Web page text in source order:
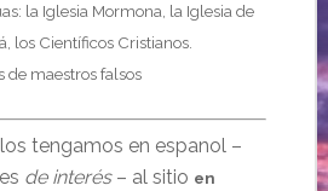
la Iglesia Mormona, la Iglesia de
los Científicos Cristianos.
de maestros falsos
tengamos en espanol –
de interés– al sitio en